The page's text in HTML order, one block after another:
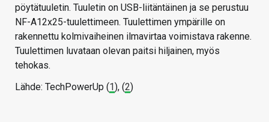
pöytätuuletin. Tuuletin on USB-liitäntäinen ja se perustuu
NF-A12x25-tuulettimeen. Tuulettimen ympärille on
rakennettu kolmivaiheinen ilmavirtaa voimistava rakenne.
Tuulettimen luvataan olevan paitsi hiljainen, myös
tehokas.
Lähde: TechPowerUp (1), (2)